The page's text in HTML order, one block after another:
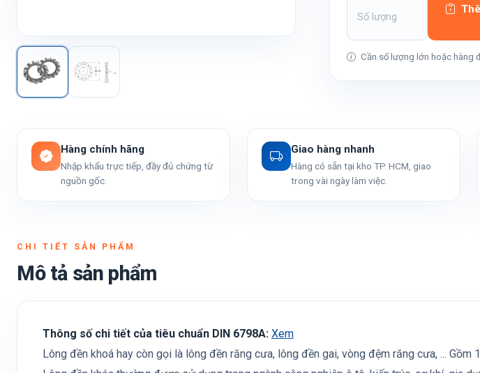
Cần số lượng lớn hoặc hàng
Hàng chính hãng
Nhập khẩu trực tiếp, đầy đủ chứng từ
nguồn gốc.
Giao hàng nhanh
Hàng có sẵn tại kho TP. HCM, giao
trong vài ngày làm việc.
CHI TIẾT SẢN PHẨM
Mô tả sản phẩm
Thông số chi tiết của tiêu chuẩn DIN 6798A: Xem
Lông đền khoá hay còn gọi là lông đền răng cưa, lông đền gai, vòng đệm răng cưa, ...